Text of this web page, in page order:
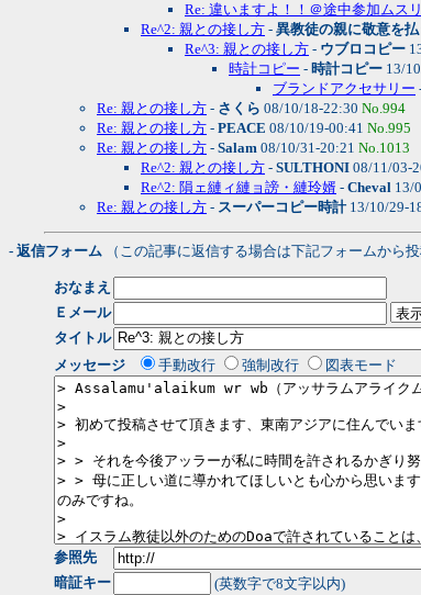
Re: 違いますよ！！＠途中参加ムス
Re^2: 親との接し方 - 異教徒の親に敬意を
Re^3: 親との接し方 - ウブロコピー
時計コピー - 時計コピー 13/
ブランドアクセサリー
Re: 親との接し方 - さくら 08/10/18-22:30 No.994
Re: 親との接し方 - PEACE 08/10/19-00:41 No.995
Re: 親との接し方 - Salam 08/10/31-20:21 No.1013
Re^2: 親との接し方 - SULTHONI 08/11/03-
Re^2: 隕ェ縺ィ縺ョ謗・縺玲婿 - Cheval 13/
Re: 親との接し方 - スーパーコピー時計13/10/29-
- 返信フォーム （この記事に返信する場合は下記フォームから投
おなまえ
Ｅメール
タイトル
メッセージ
手動改行 強制改行 図表モード
参照先
暗証キー
(英数字で8文字以内)